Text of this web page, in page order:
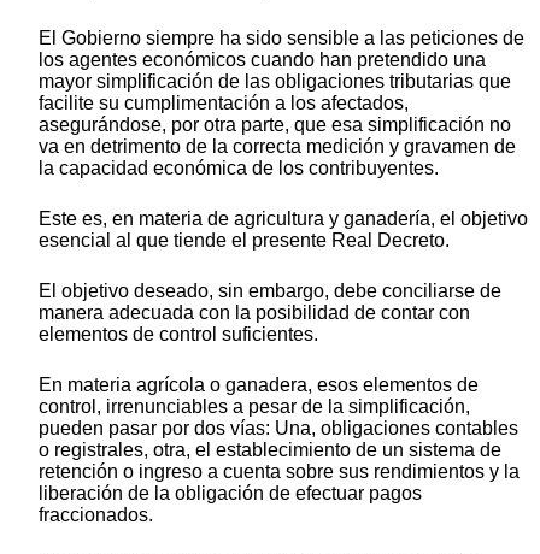
El Gobierno siempre ha sido sensible a las peticiones de
los agentes económicos cuando han pretendido una
mayor simplificación de las obligaciones tributarias que
facilite su cumplimentación a los afectados,
asegurándose, por otra parte, que esa simplificación no
va en detrimento de la correcta medición y gravamen de
la capacidad económica de los contribuyentes.
Este es, en materia de agricultura y ganadería, el objetivo
esencial al que tiende el presente Real Decreto.
El objetivo deseado, sin embargo, debe conciliarse de
manera adecuada con la posibilidad de contar con
elementos de control suficientes.
En materia agrícola o ganadera, esos elementos de
control, irrenunciables a pesar de la simplificación,
pueden pasar por dos vías: Una, obligaciones contables
o registrales, otra, el establecimiento de un sistema de
retención o ingreso a cuenta sobre sus rendimientos y la
liberación de la obligación de efectuar pagos
fraccionados.